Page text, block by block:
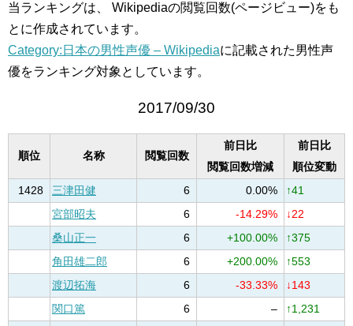
当ランキングは、 Wikipediaの閲覧回数(ページビュー)をも
とに作成されています。
Category:日本の男性声優 – Wikipediaに記載された男性声
優をランキング対象としています。
2017/09/30
順位 名称 閲覧回数
前日比
閲覧回数増減
前日比
順位変動
1428
三津田健 6 0.00%
↑41
宮部昭夫
6 -14.29%
↓22
桑山正一
6 +100.00%
↑375
角田雄二郎
6 +200.00%
↑553
渡辺拓海
6 -33.33%
↓143
関口篤
6 –
↑1,231